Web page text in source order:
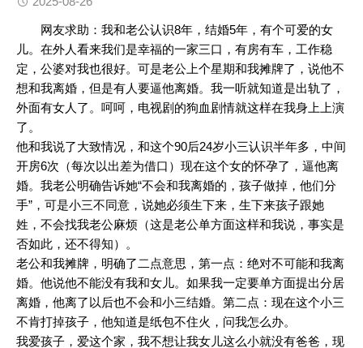
网友求助：我和老公认识8年，结婚5年，有个可爱的女
儿。在外人看来我们是幸福的一家三口，有房有车，工作稳
定，公婆对我也很好。可是老公上个星期和我摊牌了，说他不
想和我离婚，但是有人要逼他离婚。我一听就知道是出轨了，
外面有女人了。呵呵，电视剧的狗血剧情就这样在我身上上演
了。
他和我说了大致情况，和这个90后24岁小三认识半年多，中间
开房6次（每次以出差为借口）现在这个女的怀孕了，逼他离
婚。我老公明确告诉她“不会和我离婚的，孩子做掉，他们分
手”，可是小三不同意，说她必须生下来，生下来孩子跟她
姓，不会找我老公麻烦（这是老公单方面这样和我说，事实是
否如此，还不得知）。
老公和我摊牌，明确了二点意思，第一点：绝对不可能和我离
婚。他说他不能没有我和女儿。如果我一定要单方面提出分居
离婚，他离了以后也不会和小三结婚。第二点：现在这个小三
不肯打掉孩子，他知道是纸包不住火，问我怎么办。
我爱孩子，爱这个家，我不想让我女儿这么小就没有爸爸，现